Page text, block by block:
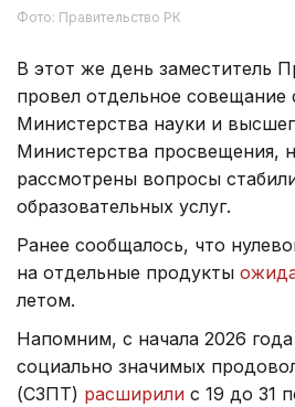
Фото: Правительство РК
В этот же день заместитель
провел отдельное совещание
Министерства науки и
Министерства просвещения,
рассмотрены вопросы
образовательных услуг.
Ранее сообщалось, что
на отдельные продукты
летом.
Напомним, с начала 2026
социально значимых
(СЗПТ) расширили с 19 до 31